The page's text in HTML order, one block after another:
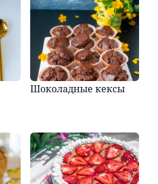
Шоколадные кексы